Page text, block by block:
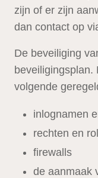
zijn of er zijn
dan contact op
De beveiliging
beveiligingsplan.
volgende
inlognamen
rechten en
firewalls
de aanmaak